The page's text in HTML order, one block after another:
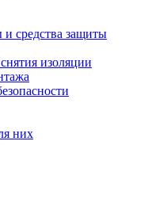
средства защиты
изоляции
них